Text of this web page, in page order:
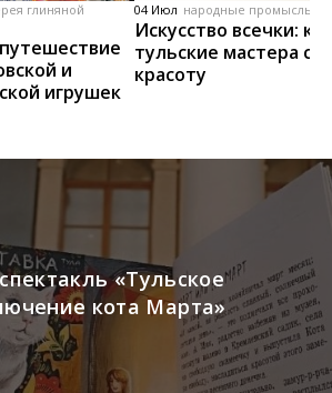
глиняной
и
игрушек
04 Июл народные промыслы,
Искусство всечки: как
тульские мастера
красоту
«Тульское
кота Марта»